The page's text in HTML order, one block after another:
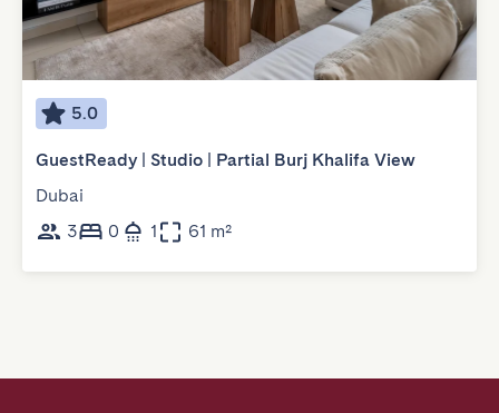
5.0
GuestReady | Studio | Partial Burj Khalifa View
Dubai
3
0 1 61 m²